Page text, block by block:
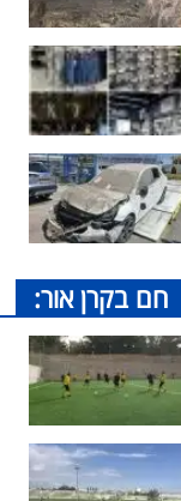
חם בקרן אור: